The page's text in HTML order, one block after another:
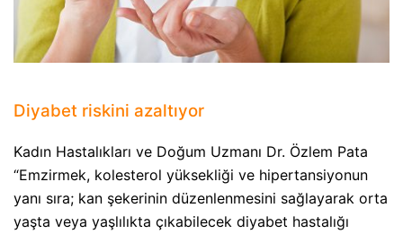
Diyabet riskini azaltıyor
Kadın Hastalıkları ve Doğum Uzmanı Dr. Özlem Pata
“Emzirmek, kolesterol yüksekliği ve hipertansiyonun
yanı sıra; kan şekerinin düzenlenmesini sağlayarak orta
yaşta veya yaşlılıkta çıkabilecek diyabet hastalığı